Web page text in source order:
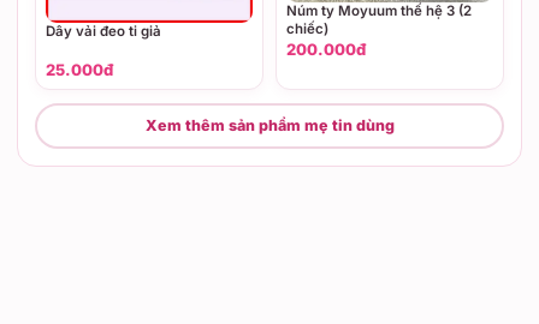
Dây vải đeo ti giả
25.000đ
Núm ty Moyuum thế hệ 3 (2
chiếc)
200.000đ
Xem thêm sản phẩm mẹ tin dùng